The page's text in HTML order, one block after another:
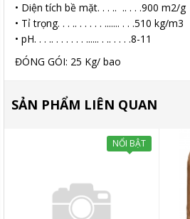
• Diện tích bề mặt. . . .. .. . . .900 m2/g
• Tỉ trọng. . . .. . . . . . ....... . . .510 kg/m3
• pH. . . .. . . . . . . ...... . .. . . . .8-11
ĐÓNG GÓI: 25 Kg/ bao
SẢN PHẨM LIÊN QUAN
NỔI BẬT